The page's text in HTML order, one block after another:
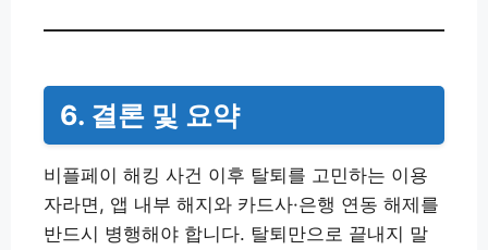
6. 결론 및 요약
비플페이 해킹 사건 이후 탈퇴를 고민하는 이용
자라면, 앱 내부 해지와 카드사·은행 연동 해제를
반드시 병행해야 합니다. 탈퇴만으로 끝내지 말